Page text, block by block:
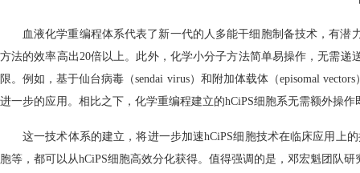
血液化学重编程体系代表了新一代的人多能干细胞制备技术，有
方法的效率高出20倍以上。此外，化学小分子方法简单易操作，无需
限。例如，基于仙台病毒（sendai virus）和附加体载体（episomal
进一步的应用。相比之下，化学重编程建立的hCiPS细胞系无需额外操
这一技术体系的建立，将进一步加速hCiPS细胞技术在临床应用上
胞等，都可以从hCiPS细胞高效分化获得。值得强调的是，邓宏魁团队